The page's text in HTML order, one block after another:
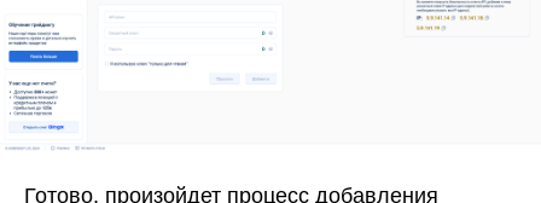
Готово, произойдет процесс добавления